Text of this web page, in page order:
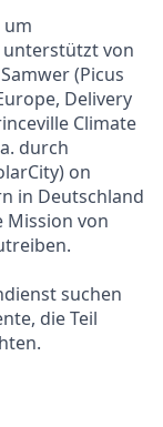
um
von
(Picus
Delivery
Climate
durch
on
in Deutschland
Mission von
suchen
die Teil